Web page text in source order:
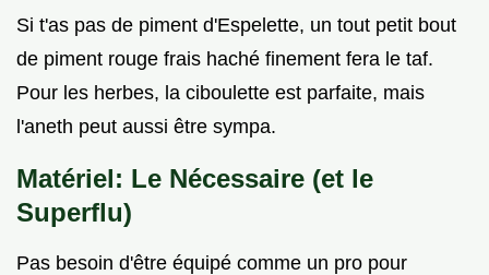
Si t'as pas de piment d'Espelette, un tout petit bout
de piment rouge frais haché finement fera le taf.
Pour les herbes, la ciboulette est parfaite, mais
l'aneth peut aussi être sympa.
Matériel: Le Nécessaire (et le
Superflu)
Pas besoin d'être équipé comme un pro pour